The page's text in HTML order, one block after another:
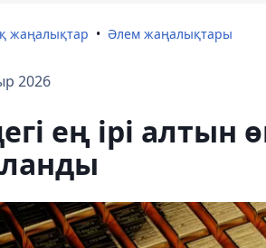
жаңалықтар Әлем жаңалықтары
2026
ең ірі алтын